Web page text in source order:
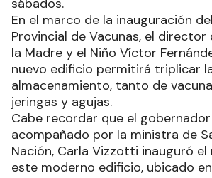
sábados.
En el marco de la inauguración
Provincial de Vacunas, el
la Madre y el Niño Víctor
nuevo edificio permitirá triplicar
almacenamiento, tanto de
jeringas y agujas.
Cabe recordar que el
acompañado por la ministra de
Nación, Carla Vizzotti inauguró el
este moderno edificio, ubicado